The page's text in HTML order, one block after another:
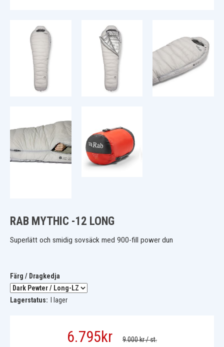
RAB MYTHIC -12 LONG
Superlätt och smidig sovsäck med 900-fill power dun
Färg / Dragkedja
Lagerstatus: I lager
6.795kr 9.000 kr/ st.